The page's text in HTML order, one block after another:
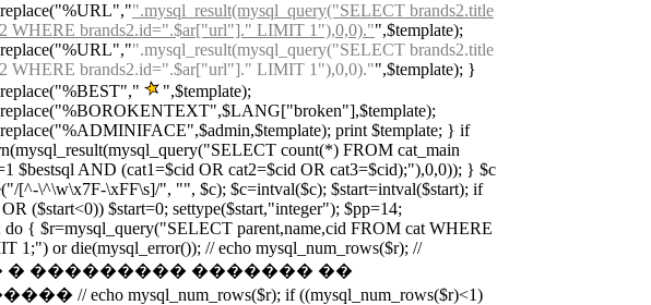
".mysql_result(mysql_query("SELECT brands2.title
WHERE brands2.id=".$ar["url"]." LIMIT 1"),0,0)."",$template);
".mysql_result(mysql_query("SELECT brands2.title
WHERE brands2.id=".$ar["url"]." LIMIT 1"),0,0)."",$template); }
",$template);
print $template; } if
count(*) FROM cat_main
$bestsql AND (cat1=$cid OR cat2=$cid OR cat3=$cid);"),0,0)); } $c
[^-\^\w\x7F-\xFF\s]/", "", $c); $c=intval($c); $start=intval($start); if
($start<0)) $start=0; settype($start,"integer"); $pp=14;
{ $r=mysql_query("SELECT parent,name,cid FROM cat WHERE
1;") or die(mysql_error()); // echo mysql_num_rows($r); //
� ��������� ������� ��
// echo mysql_num_rows($r); if ((mysql_num_rows($r)<1)